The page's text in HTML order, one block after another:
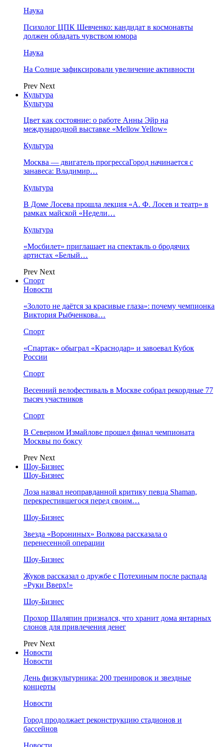
Наука
Психолог ЦПК Шевченко: кандидат в космонавты
должен обладать чувством юмора
Наука
На Солнце зафиксировали увеличение активности
Prev Next
Культура
Культура
Цвет как состояние: о работе Анны Эйр на
международной выставке «Mellow Yellow»
Культура
Москва — двигатель прогрессаГород начинается с
занавеса: Владимир…
Культура
В Доме Лосева прошла лекция «А. Ф. Лосев и театр» в
рамках майской «Недели…
Культура
«Мосбилет» приглашает на спектакль о бродячих
артистах «Белый…
Prev Next
Спорт
Новости
«Золото не даётся за красивые глаза»: почему чемпионка
Виктория Рыбченкова…
Спорт
«Спартак» обыграл «Краснодар» и завоевал Кубок
России
Спорт
Весенний велофестиваль в Москве собрал рекордные 77
тысяч участников
Спорт
В Северном Измайлове прошел финал чемпионата
Москвы по боксу
Prev Next
Шоу-Бизнес
Шоу-Бизнес
Лоза назвал неоправданной критику певца Shaman,
перекрестившегося перед своим…
Шоу-Бизнес
Звезда «Ворониных» Волкова рассказала о
перенесенной операции
Шоу-Бизнес
Жуков рассказал о дружбе с Потехиным после распада
«Руки Вверх!»
Шоу-Бизнес
Прохор Шаляпин признался, что хранит дома янтарных
слонов для привлечения денег
Prev Next
Новости
Новости
День физкультурника: 200 тренировок и звездные
концерты
Новости
Город продолжает реконструкцию стадионов и
бассейнов
Новости